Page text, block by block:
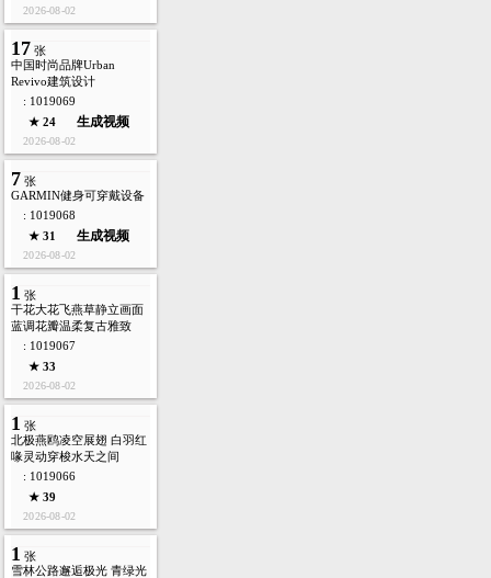
2026-08-02
17 张
中国时尚品牌Urban
Revivo建筑设计
: 1019069
★ 24
生成视频
2026-08-02
7 张
GARMIN健身可穿戴设备
: 1019068
★ 31
生成视频
2026-08-02
1 张
干花大花飞燕草静立画面
蓝调花瓣温柔复古雅致
: 1019067
★ 33
2026-08-02
1 张
北极燕鸥凌空展翅 白羽红
喙灵动穿梭水天之间
: 1019066
★ 39
2026-08-02
1 张
雪林公路邂逅极光 青绿光